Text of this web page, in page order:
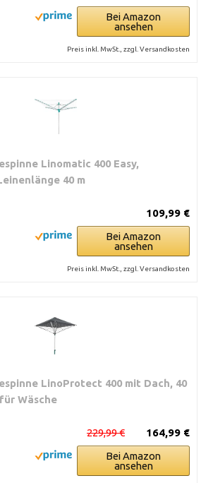
Bei Amazon
ansehen
Preis inkl. MwSt., zzgl. Versandkosten
Linomatic 400 Easy,
40 m
109,99 €
Bei Amazon
ansehen
Preis inkl. MwSt., zzgl. Versandkosten
LinoProtect 400 mit Dach, 40
Wäsche
164,99 €
229,99 €
Bei Amazon
ansehen